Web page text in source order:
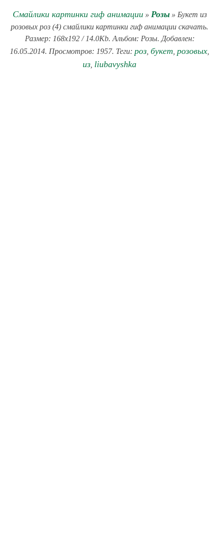
Смайлики картинки гиф анимации» Розы» Букет из
розовых роз (4) смайлики картинки гиф анимации скачать.
Размер: 168x192 / 14.0Kb. Альбом: Розы. Добавлен:
16.05.2014. Просмотров: 1957. Теги: роз букет розовых
из liubavyshka